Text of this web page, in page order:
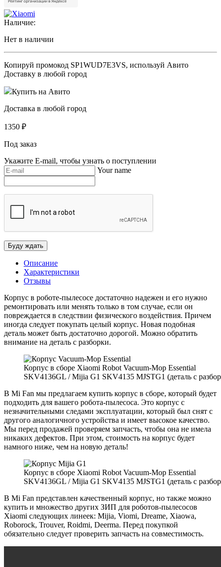
Наличие:
Нет в наличии
Копируй промокод SP1WUD7E3VS, используй Авито
Доставку в любой город
Купить на Авито
Доставка в любой город
1350 ₽
Под заказ
Укажите E-mail, чтобы узнать о поступлении
Your name
Описание
Характеристики
Отзывы
Корпус в роботе-пылесосе достаточно надежен и его нужно
ремонтировать или менять только в том случае, если он
повреждается в следствии физического воздействия. Причем
иногда следует покупать целый корпус. Новая подобная
деталь может быть достаточно дорогой. Можно обратить
внимание на деталь с разборки.
Корпус в сборе Xiaomi Robot Vacuum-Mop Essential
SKV4136GL / Mijia G1 SKV4135 MJSTG1 (деталь с
В Mi Fan мы предлагаем купить корпус в сборе, который будет
подходить для вашего робота-пылесоса. Это корпус с
незначительными следами эксплуатации, который был снят с
другого аналогичного устройства и имеет высокое качество.
Мы перед продажей проверяем запчасть, чтобы она не имела
никаких дефектов. При этом, стоимость на корпус будет
намного ниже, чем на новую деталь!
Корпус в сборе Xiaomi Robot Vacuum-Mop Essential
SKV4136GL / Mijia G1 SKV4135 MJSTG1 (деталь с
В Mi Fan представлен качественный корпус, но также можно
купить и множество других ЗИП для роботов-пылесосов
Xiaomi следующих линеек: Mijia, Viomi, Dreame, Xiaowa,
Roborock, Trouver, Roidmi, Deerma. Перед покупкой
обязательно следует проверить запчасть на совместимость.